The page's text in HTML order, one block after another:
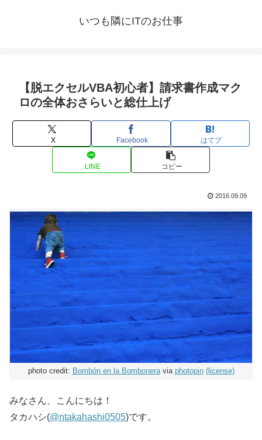
いつも隣にITのお仕事
【脱エクセルVBA初心者】請求書作成マク
ロの全体おさらいと総仕上げ
X Facebook はてブ
LINE コピー
2016.09.09
photo credit: Bombón en la Bomboneravia photopin (license)
みなさん、こんにちは！
タカハシ(@ntakahashi0505)です。